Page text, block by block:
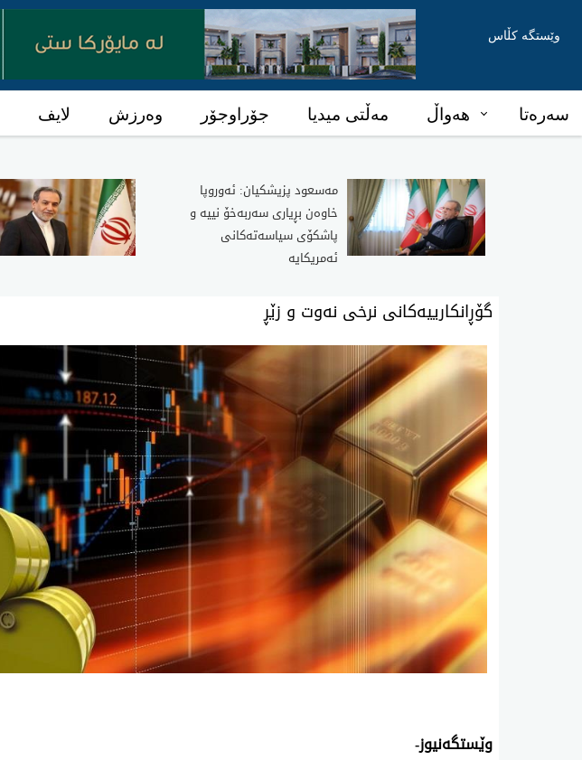
وێستگە کڵاس
سەرەتا هەواڵ مەڵتی میدیا جۆراوجۆر وەرزش لایف
مەسعود پزیشکیان: ئەوروپا
خاوەن بڕیاری سەربەخۆ نییە و
پاشکۆی سیاسەتەکانی
ئەمریکایە
گۆڕانکارییەکانی نرخی نەوت و زێڕ
وێستگه‌نیوز-